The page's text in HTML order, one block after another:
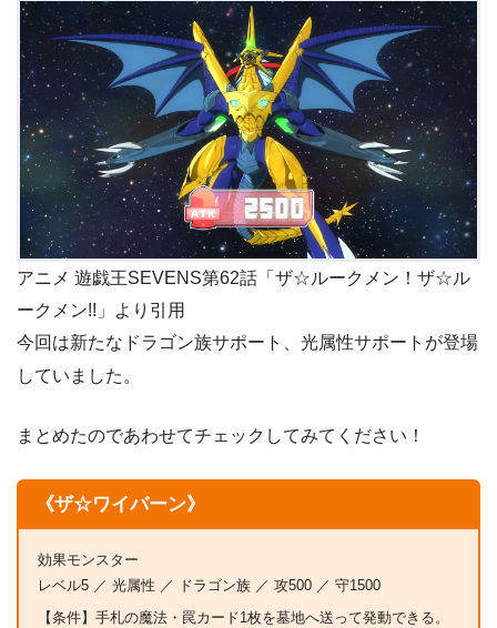
アニメ 遊戯王SEVENS第62話「ザ☆ルークメン！ザ☆ル
ークメン!!」より引用
今回は新たなドラゴン族サポート、光属性サポートが登場
していました。
まとめたのであわせてチェックしてみてください！
《ザ☆ワイバーン》
効果モンスター
レベル5 ／ 光属性 ／ ドラゴン族 ／ 攻500 ／ 守1500
【条件】手札の魔法・罠カード1枚を墓地へ送って発動できる。